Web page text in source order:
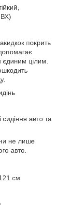
покрить
єдиним цілим.
авто та
не лише
авто.
см